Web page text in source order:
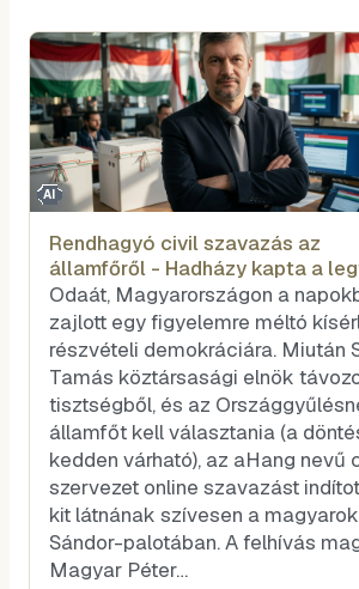
AI
Rendhagyó civil szavazás az
államfőről - Hadházy kapta a
voksot
Odaát, Magyarországon a
zajlott egy figyelemre méltó
részvételi demokráciára. Miután
Tamás köztársasági elnök
tisztségből, és az
államfőt kell választania (a
kedden várható), az aHang nevű
szervezet online szavazást
kit látnának szívesen a
Sándor-palotában. A felhívás
Magyar Péter…